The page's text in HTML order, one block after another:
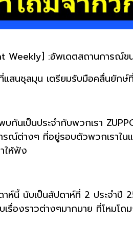
Weekly] :อัพเดตสถานการณ์ข
แสนชุลมุน เตรียมรับมือคลื่นยักษ์
บกันเป็นประจำกับพวกเรา
รณ์ต่างๆ ที่อยู่รอบตัวพวกเราใน
ให้ฟัง
ห์นี้ นับเป็นสัปดาห์ที่ 2 ประจำปี
เรื่องราวต่างๆมากมาย ที่โหมโถ